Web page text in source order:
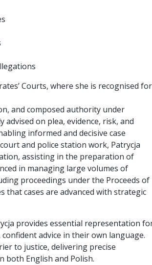
Courts, where she is recognised for
and composed authority under
on plea, evidence, risk, and
informed and decisive case
and police station work, Patrycja
assisting in the preparation of
in managing large volumes of
proceedings under the Proceeds of
that cases are advanced with strategic
provides essential representation
advice in their own language.
to justice, delivering precise
both English and Polish.